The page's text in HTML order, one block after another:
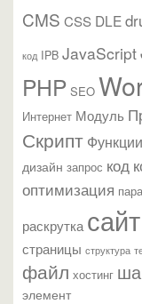
CMS CSS DLE
код IPB JavaScript
PHP SEO
Интернет Модуль
Скрипт Функции
дизайн запрос код
оптимизация
раскрутка сайт
страницы структура
файл хостинг
элемент